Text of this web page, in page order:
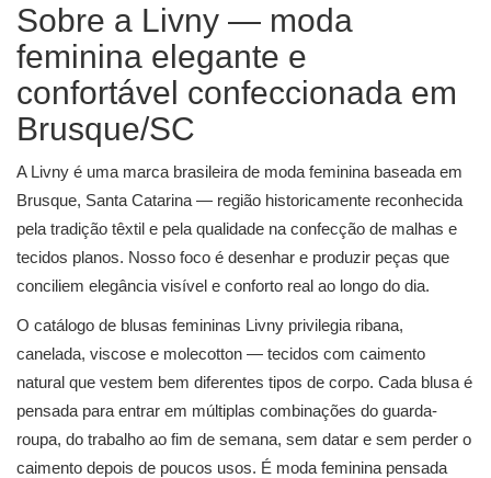
Sobre a Livny — moda
feminina elegante e
confortável confeccionada em
Brusque/SC
A Livny é uma marca brasileira de moda feminina baseada em
Brusque, Santa Catarina — região historicamente reconhecida
pela tradição têxtil e pela qualidade na confecção de malhas e
tecidos planos. Nosso foco é desenhar e produzir peças que
conciliem elegância visível e conforto real ao longo do dia.
O catálogo de blusas femininas Livny privilegia ribana,
canelada, viscose e molecotton — tecidos com caimento
natural que vestem bem diferentes tipos de corpo. Cada blusa é
pensada para entrar em múltiplas combinações do guarda-
roupa, do trabalho ao fim de semana, sem datar e sem perder o
caimento depois de poucos usos. É moda feminina pensada